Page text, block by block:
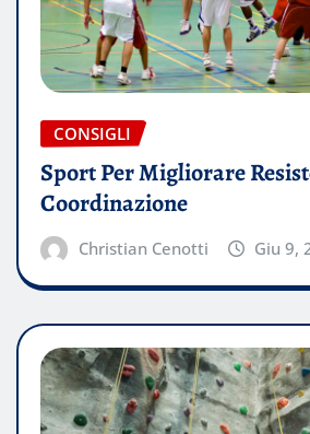
CONSIGLI
Sport Per Migliorare
Coordinazione
Christian Cenotti Giu 9,